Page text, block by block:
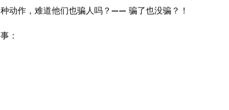
动作，难道他们也骗人吗？—— 骗了也没骗？！
：